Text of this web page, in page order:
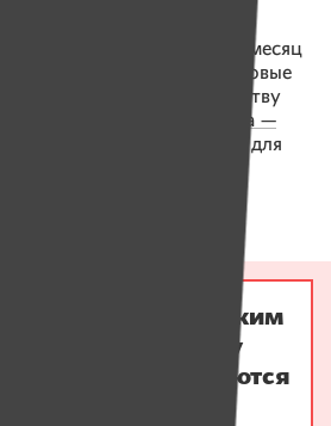
на деньги читателей.
на 3, 5, 10 рублей в месяц
платеж, а мы находим новые
еще большему количеству
удобный способ перевода —
читателей, читатели — для
но по техническим
в поддержку
не принимаются